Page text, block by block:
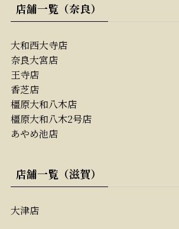
店舗一覧（奈良）
大和西大寺店
奈良大宮店
王寺店
香芝店
橿原大和八木店
橿原大和八木2号店
あやめ池店
店舗一覧（滋賀）
大津店